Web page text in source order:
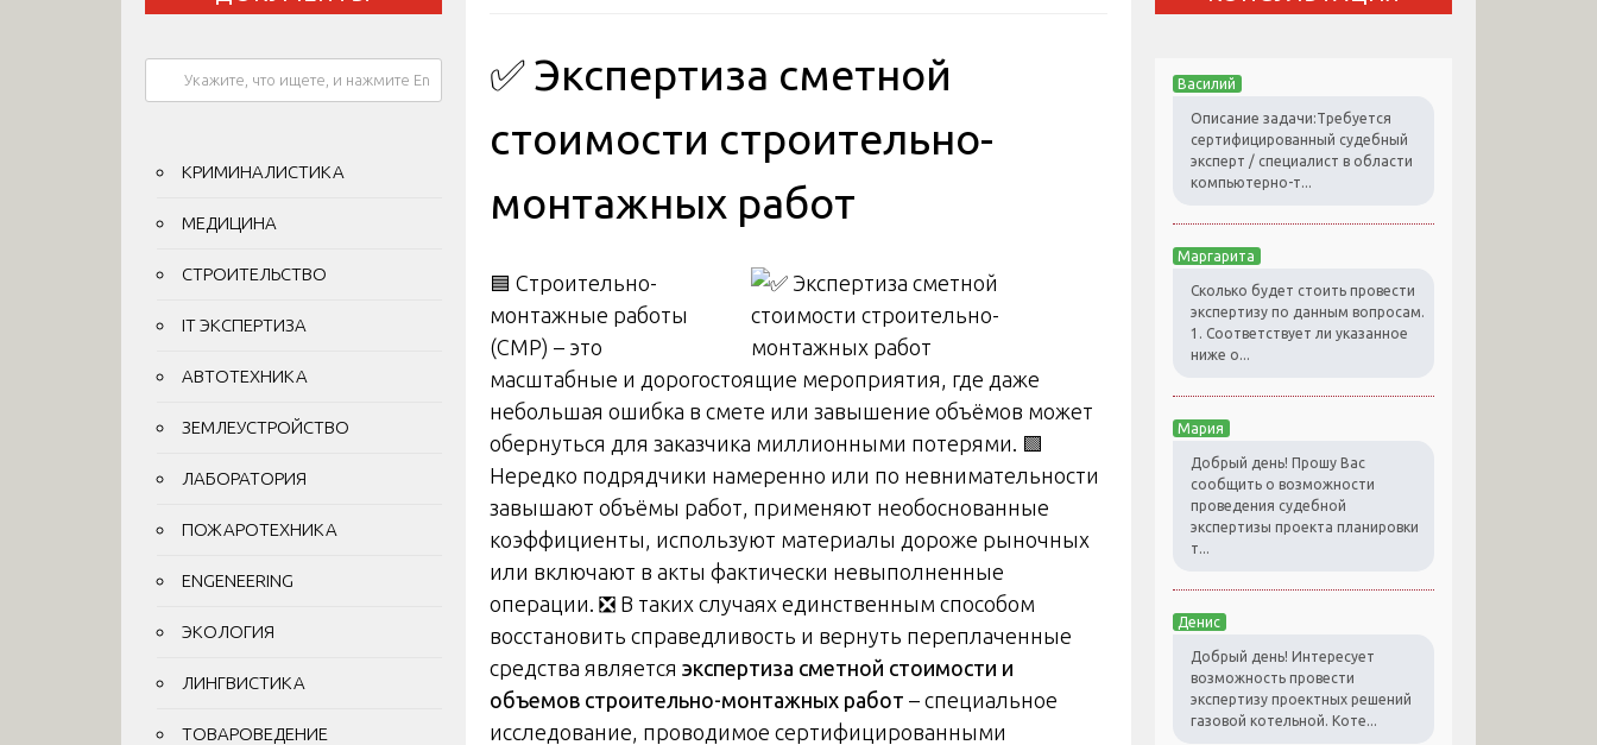
✅ Экспертиза сметной
стоимости строительно-
монтажных работ
🟦 Строительно-
монтажные работы
(СМР) – это
масштабные и дорогостоящие мероприятия, где даже
небольшая ошибка в смете или завышение объёмов может
обернуться для заказчика миллионными потерями. 🟩
Нередко подрядчики намеренно или по невнимательности
завышают объёмы работ, применяют необоснованные
коэффициенты, используют материалы дороже рыночных
или включают в акты фактически невыполненные
операции. ❎ В таких случаях единственным способом
восстановить справедливость и вернуть переплаченные
средства является экспертиза сметной стоимости и
объемов строительно-монтажных работ – специальное
исследование, проводимое сертифицированными
КРИМИНАЛИСТИКА
МЕДИЦИНА
СТРОИТЕЛЬСТВО
IT ЭКСПЕРТИЗА
АВТОТЕХНИКА
ЗЕМЛЕУСТРОЙСТВО
ЛАБОРАТОРИЯ
ПОЖАРОТЕХНИКА
ENGENEERING
ЭКОЛОГИЯ
ЛИНГВИСТИКА
ТОВАРОВЕДЕНИЕ
Василий
Описание задачи:Требуется
сертифицированный судебный
эксперт / специалист в области
компьютерно-т...
Маргарита
Сколько будет стоить провести
экспертизу по данным вопросам.
1. Соответствует ли указанное
ниже о...
Мария
Добрый день! Прошу Вас
сообщить о возможности
проведения судебной
экспертизы проекта планировки
т...
Денис
Добрый день! Интересует
возможность провести
экспертизу проектных решений
газовой котельной. Коте...